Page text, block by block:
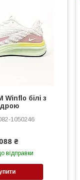
Winflo білі з
1050246
₴
відправки